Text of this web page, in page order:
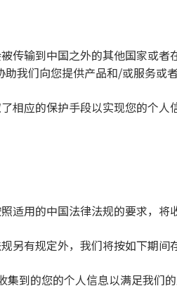
传输到中国之外的其他国家或
我们向您提供产品和/或服务或
相应的保护手段以实现您的个人
适用的中国法律法规的要求，
另有规定外，我们将按如下期间
集到的您的个人信息以满足我们